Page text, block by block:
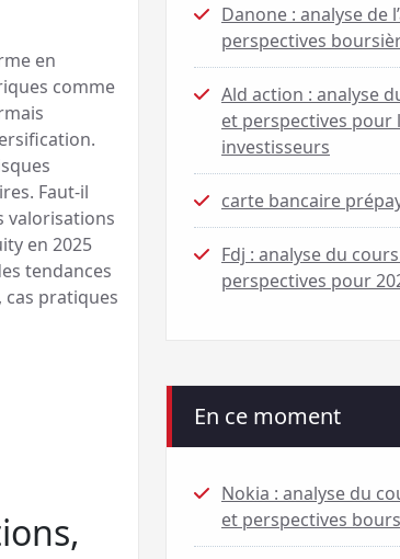
en
comme
Faut-il
valorisations
en 2025
tendances
cas pratiques
Danone : analyse de
perspectives
Ald action : analyse
et perspectives pour
investisseurs
carte bancaire
Fdj : analyse du
perspectives pour
En ce moment
Nokia : analyse du
et perspectives